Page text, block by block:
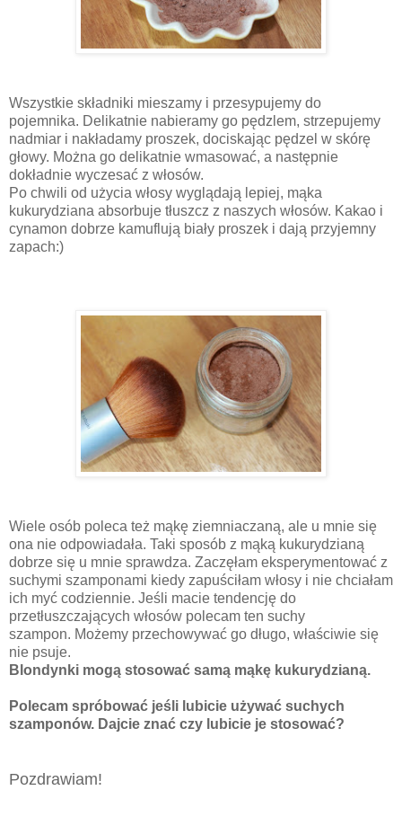
Wszystkie składniki mieszamy i przesypujemy do
pojemnika. Delikatnie nabieramy go pędzlem, strzepujemy
nadmiar i nakładamy proszek, dociskając pędzel w skórę
głowy. Można go delikatnie wmasować, a następnie
dokładnie wyczesać z włosów.
Po chwili od użycia włosy wyglądają lepiej, mąka
kukurydziana absorbuje tłuszcz z naszych włosów. Kakao i
cynamon dobrze kamuflują biały proszek i dają przyjemny
zapach:)
Wiele osób poleca też mąkę ziemniaczaną, ale u mnie się
ona nie odpowiadała. Taki sposób z mąką kukurydzianą
dobrze się u mnie sprawdza. Zaczęłam eksperymentować z
suchymi szamponami kiedy zapuściłam włosy i nie chciałam
ich myć codziennie. Jeśli macie tendencję do
przetłuszczających włosów polecam ten suchy
szampon. Możemy przechowywać go długo, właściwie się
nie psuje.
Blondynki mogą stosować samą mąkę kukurydzianą.
Polecam spróbować jeśli lubicie używać suchych
szamponów. Dajcie znać czy lubicie je stosować?
Pozdrawiam!